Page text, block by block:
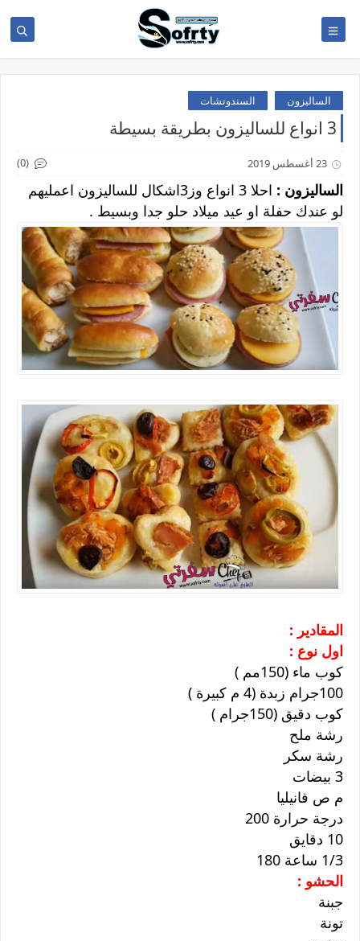
الساليزون السندوتشات
3 انواع للساليزون بطريقة بسيطة
23 أغسطس 2019 (0)
الساليزون :
احلا 3 انواع وز3اشكال للساليزون اعمليهم
لو عندك حفلة او عيد ميلاد حلو جدا وبسيط .
المقادير :
اول نوع :
كوب ماء (150مم )
100جرام زبدة (4 م كبيرة )
كوب دقيق (150جرام )
رشة ملح
رشة سكر
3 بيضات
م ص فانيليا
درجة حرارة 200
10 دقايق
1/3 ساعة 180
الحشو :
جبنة
تونة